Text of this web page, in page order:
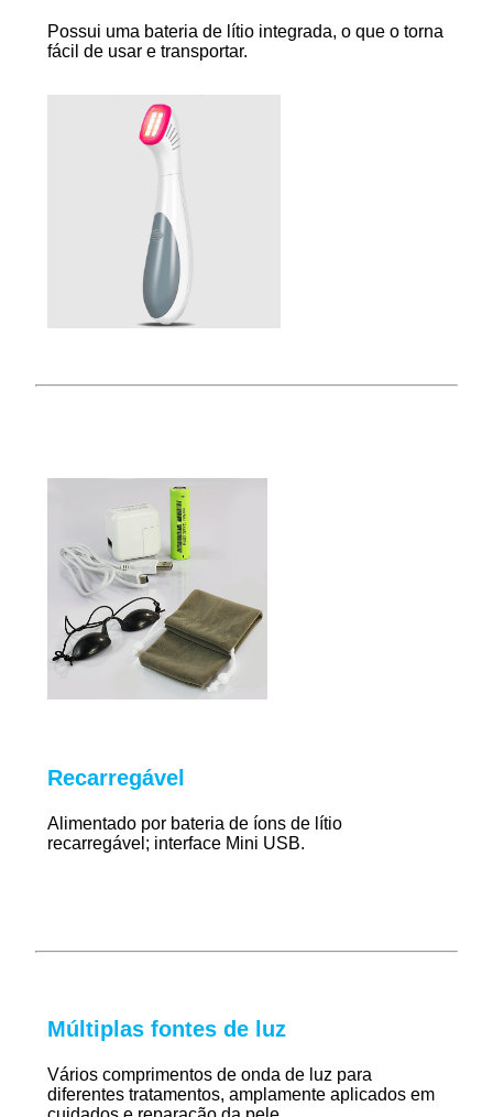
Possui uma bateria de lítio integrada, o que o torna
fácil de usar e transportar.
Recarregável
Alimentado por bateria de íons de lítio
recarregável; interface Mini USB.
Múltiplas fontes de luz
Vários comprimentos de onda de luz para
diferentes tratamentos, amplamente aplicados em